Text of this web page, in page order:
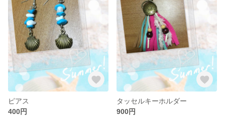
ピアス
400円
タッセルキーホルダー
900円